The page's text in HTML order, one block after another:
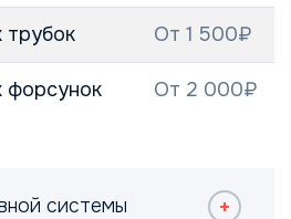
трубок От 1 500₽
форсунок От 2 000₽
системы